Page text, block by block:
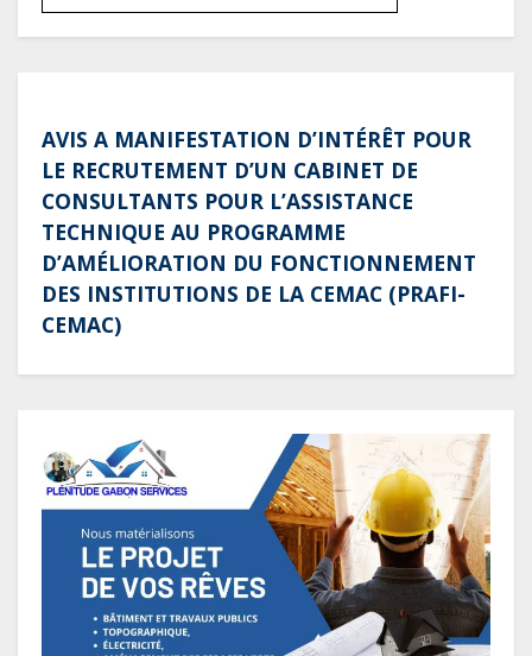
AVIS A MANIFESTATION D’INTÉRÊT POUR
LE RECRUTEMENT D’UN CABINET DE
CONSULTANTS POUR L’ASSISTANCE
TECHNIQUE AU PROGRAMME
D’AMÉLIORATION DU FONCTIONNEMENT
DES INSTITUTIONS DE LA CEMAC (PRAFI-
CEMAC)